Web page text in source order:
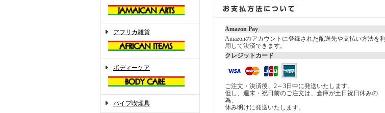
アフリカ雑貨
ボディーケア
パイプ喫煙具
Amazon Pay
Amazonのアカウントに登録された配送先や支払い方法を利
用して決済できます。
クレジットカード
ご注文・決済後、2～3日中に発送いたします。
但し、週末・祝日前のご注文は、倉庫が土日祝日休みの
為、
休み明けに発送いたします。